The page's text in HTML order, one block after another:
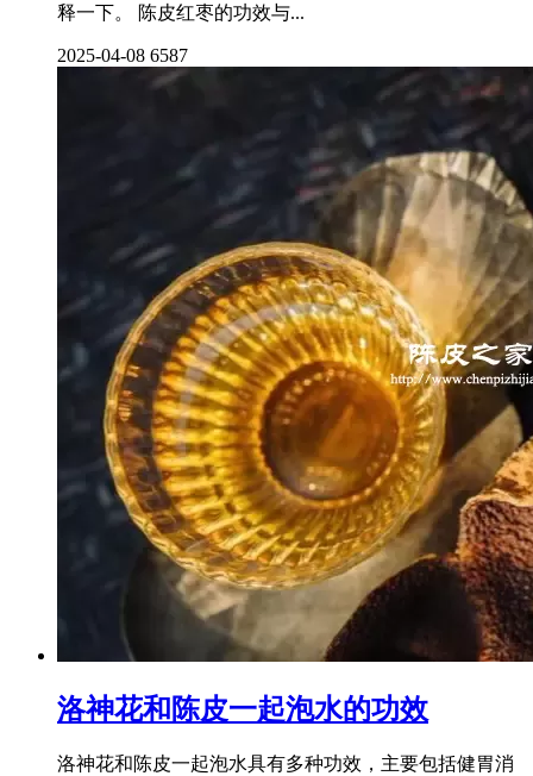
释一下。 陈皮红枣的功效与...
2025-04-08 6587
洛神花和陈皮一起泡水的功效
洛神花和陈皮一起泡水具有多种功效，主要包括健胃消